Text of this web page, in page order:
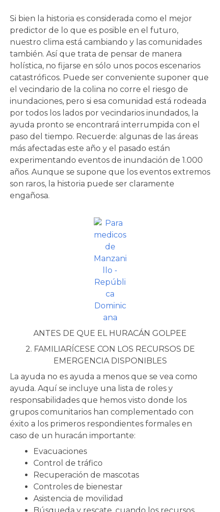
Si bien la historia es considerada como el mejor
predictor de lo que es posible en el futuro,
nuestro clima está cambiando y las comunidades
también. Así que trata de pensar de manera
holística, no fijarse en sólo unos pocos escenarios
catastróficos. Puede ser conveniente suponer que
el vecindario de la colina no corre el riesgo de
inundaciones, pero si esa comunidad está rodeada
por todos los lados por vecindarios inundados, la
ayuda pronto se encontrará interrumpida con el
paso del tiempo. Recuerde: algunas de las áreas
más afectadas este año y el pasado están
experimentando eventos de inundación de 1.000
años. Aunque se supone que los eventos extremos
son raros, la historia puede ser claramente
engañosa.
ANTES DE QUE EL HURACÁN GOLPEE
2. FAMILIARÍCESE CON LOS RECURSOS DE
EMERGENCIA DISPONIBLES
La ayuda no es ayuda a menos que se vea como
ayuda. Aquí se incluye una lista de roles y
responsabilidades que hemos visto donde los
grupos comunitarios han complementado con
éxito a los primeros respondientes formales en
caso de un huracán importante:
Evacuaciones
Control de tráfico
Recuperación de mascotas
Controles de bienestar
Asistencia de movilidad